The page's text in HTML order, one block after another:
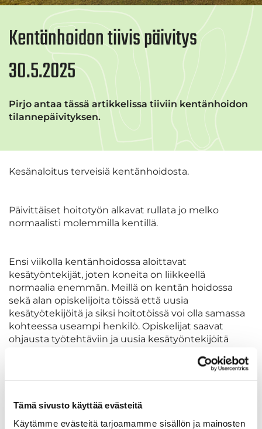
Tämä sivusto käyttää evästeitä
Käytämme evästeitä tarjoamamme sisällön ja mainosten
Kentänhoidon tiivis päivitys
30.5.2025
Pirjo antaa tässä artikkelissa tiiviin kentänhoidon
tilannepäivityksen.
Kesänaloitus terveisiä kentänhoidosta.
Päivittäiset hoitotyön alkavat rullata jo melko
normaalisti molemmilla kentillä.
Ensi viikolla kentänhoidossa aloittavat
kesätyöntekijät, joten koneita on liikkeellä
normaalia enemmän. Meillä on kentän hoidossa
sekä alan opiskelijoita töissä että uusia
kesätyötekijöitä ja siksi hoitotöissä voi olla samassa
kohteessa useampi henkilö. Opiskelijat saavat
ohjausta työtehtäviin ja uusia kesätyöntekijöitä
Uudella Tarinalla ja ensi viikolla on vuorossa Vanha